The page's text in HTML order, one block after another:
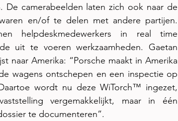
De camerabeelden laten zich ook naar de
en/of te delen met andere partijen.
helpdeskmedewerkers in real time
uit te voeren werkzaamheden. Gaetan
naar Amerika: “Porsche maakt in Amerika
wagens ontschepen en een inspectie op
wordt nu deze WiTorch™ ingezet,
vergemakkelijkt, maar in één
te documenteren”.